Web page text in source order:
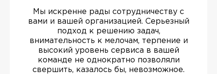
Мы искренне рады сотрудничеству с
вами и вашей организацией. Серьезный
подход к решению задач,
внимательность к мелочам, терпение и
высокий уровень сервиса в вашей
команде не однократно позволяли
свершить, казалось бы, невозможное.